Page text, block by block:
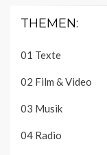
THEMEN:
01 Texte
02 Film & Video
03 Musik
04 Radio